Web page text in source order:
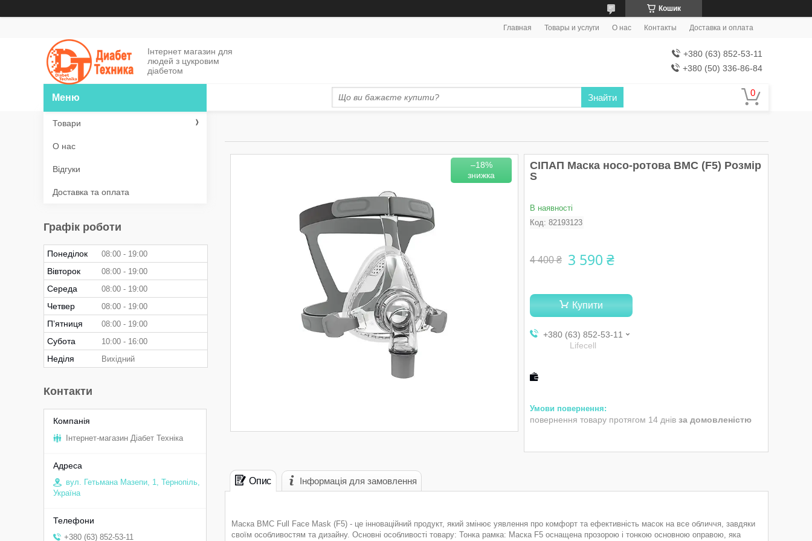
Кошик
Главная Товары и услуги О нас Контакты Доставка и оплата
Інтернет магазин для
людей з цукровим
діабетом
+380 (63) 852-53-11
+380 (50) 336-86-84
Знайти
–18%
СІПАП Маска носо-ротова BMC (F5) Розмір
S
В наявності
Код: 82193123
4 400 ₴ 3 590 ₴
Купити
+380 (63) 852-53-11
Lifecell
повернення товару протягом 14 днів за домовленістю
Опис Інформація для замовлення
Маска BMC Full Face Mask (F5) - це інноваційний продукт, який змінює уявлення про комфорт та ефективність масок на все обличчя, завдяки
своїм особливостям та дизайну. Основні особливості товару: Тонка рамка: Маска F5 оснащена прозорою і тонкою основною оправою, яка
Товари
О нас
Відгуки
Доставка та оплата
Графік роботи
Понеділок 08:00 19:00
Вівторок 08:00 19:00
Середа 08:00 19:00
Четвер 08:00 19:00
Пʼятниця 08:00 19:00
Субота 10:00 16:00
Неділя Вихідний
Контакти
Інтернет-магазин Діабет Техніка
вул. Гетьмана Мазепи, 1, Тернопіль,
Україна
+380 (63) 852-53-11